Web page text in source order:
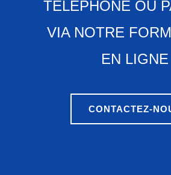
TÉLÉPHONE OU
VIA NOTRE
EN LIGNE
CONTACTEZ-